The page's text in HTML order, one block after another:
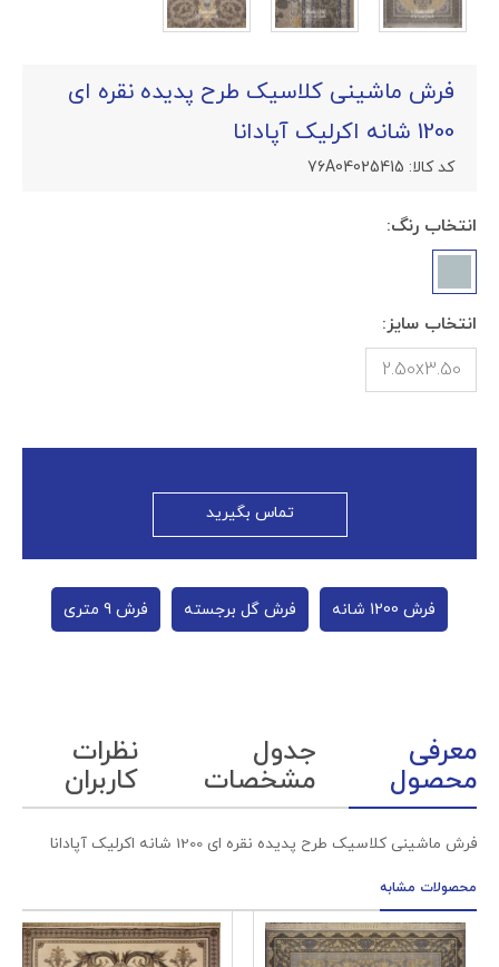
فرش ماشینی کلاسیک طرح پدیده نقره ای
1200 شانه اکرلیک آپادانا
کد کالا: 76A04025415
انتخاب رنگ:
انتخاب سایز:
2.50x3.50
تماس بگیرید
فرش 1200 شانه فرش گل برجسته فرش 9 متری
معرفی
محصول
جدول
مشخصات
نظرات
کاربران
فرش ماشینی کلاسیک طرح پدیده نقره ای 1200 شانه اکرلیک آپادانا
محصولات مشابه